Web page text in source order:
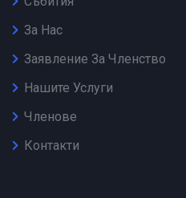
За Нас
Заявление За Членство
Нашите Услуги
Членове
Контакти